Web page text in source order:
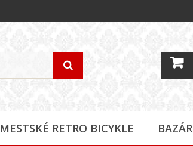
MESTSKÉ RETRO BICYKLE BAZÁR